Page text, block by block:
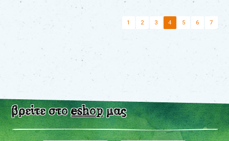
1 2 3 4 5 6 7
βρείτε στοeshopμας